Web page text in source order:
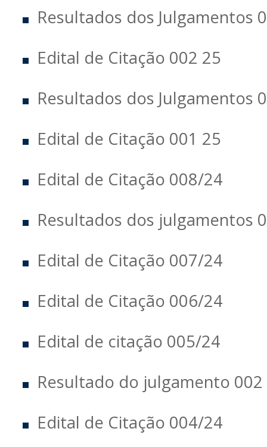
Resultados dos Julgamentos
Edital de Citação 002 25
Resultados dos Julgamentos
Edital de Citação 001 25
Edital de Citação 008/24
Resultados dos julgamentos
Edital de Citação 007/24
Edital de Citação 006/24
Edital de citação 005/24
Resultado do julgamento 002
Edital de Citação 004/24